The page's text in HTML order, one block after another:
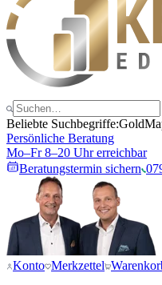
Beliebte Suchbegriffe:Gold
Persönliche Beratung
Mo–Fr 8–20 Uhr erreichbar
Beratungstermin sichern
Konto Merkzettel